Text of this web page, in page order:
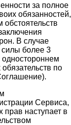
за полное
обязанностей,
В случае
силы более 3
по
Сервиса,
прав наступает в